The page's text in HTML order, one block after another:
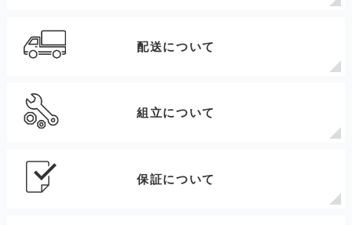
配送について
組立について
保証について